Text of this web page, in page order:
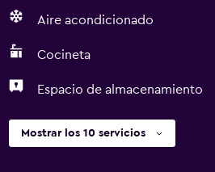
Aire acondicionado
Cocineta
Espacio de almacenamiento
Mostrar los 10 servicios